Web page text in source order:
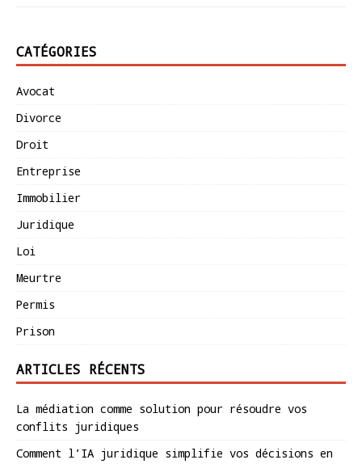
CATÉGORIES
Avocat
Divorce
Droit
Entreprise
Immobilier
Juridique
Loi
Meurtre
Permis
Prison
ARTICLES RÉCENTS
La médiation comme solution pour résoudre vos
conflits juridiques
Comment l’IA juridique simplifie vos décisions en